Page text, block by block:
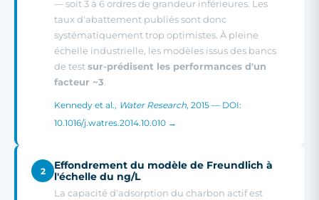
— soit 3 à 6 ordres de grandeur inférieures. Les
taux d'abattement publiés sont donc
systématiquement trop optimistes. À pleine
échelle industrielle, les modèles issus des bancs
de testsur-prédisent les performances d'un
facteur ~3
Kennedy et al., Water Research, 2015 — DOI:
10.1016/j.watres.2014.10.010 →
2
Effondrement du modèle de Freundlich à
l'échelle du ng/L
La capacité d'adsorption du charbon actif est